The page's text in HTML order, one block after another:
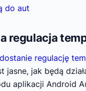
do aut
regulacja
dostanie regulację
jasne, jak będą
aplikacji Android